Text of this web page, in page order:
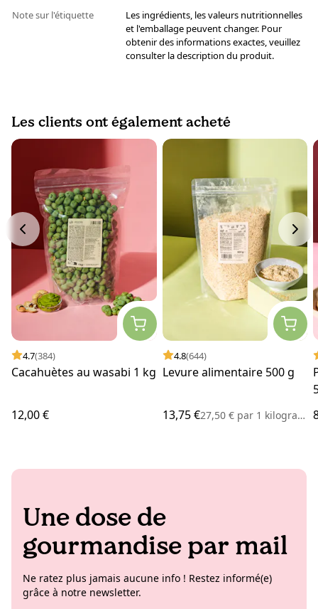
Note sur l'étiquette
Les ingrédients, les valeurs nutritionnelles
et l'emballage peuvent changer. Pour
obtenir des informations exactes, veuillez
consulter la description du produit.
Les clients ont également acheté
4.7(384)
Cacahuètes au wasabi 1 kg
12,00 €
4.8(644)
Levure alimentaire 500 g
13,75 €27,50 € par1 kilogramme
Une dose de
gourmandise par mail
Ne ratez plus jamais aucune info ! Restez informé(e)
grâce à notre newsletter.